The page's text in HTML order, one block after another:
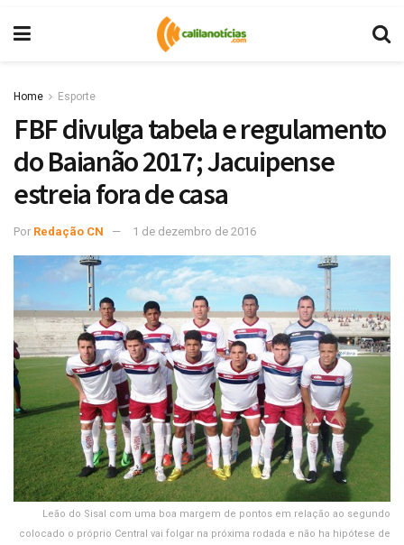
Home Esporte
FBF divulga tabela e regulamento
do Baianão 2017; Jacuipense
estreia fora de casa
Por Redação CN 1 de dezembro de 2016
Leão do Sisal com uma boa margem de pontos em relação ao segundo
colocado o próprio Central vai folgar na próxima rodada e não ha hipótese de